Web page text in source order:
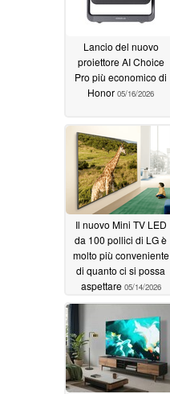
Lancio del nuovo
proiettore AI Choice
Pro più economico di
Honor 05/16/2026
Il nuovo Mini TV LED
da 100 pollici di LG è
molto più conveniente
di quanto ci si possa
aspettare 05/14/2026